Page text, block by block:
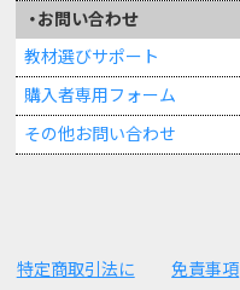
お問い合わせ
教材選びサポート
購入者専用フォーム
その他お問い合わせ
特定商取引法に 免責事項